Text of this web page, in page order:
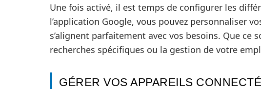
Une fois activé, il est temps de configurer les
l’application Google, vous pouvez personnaliser
s’alignent parfaitement avec vos besoins. Que ce
recherches spécifiques ou la gestion de votre
GÉRER VOS APPAREILS